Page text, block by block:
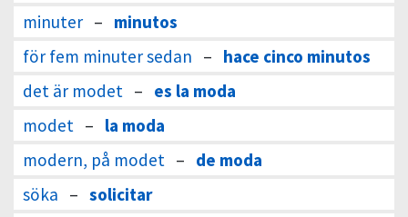
minuter – minutos
för fem minuter sedan – hace cinco minutos
det är modet – es la moda
modet – la moda
modern, på modet – de moda
söka – solicitar